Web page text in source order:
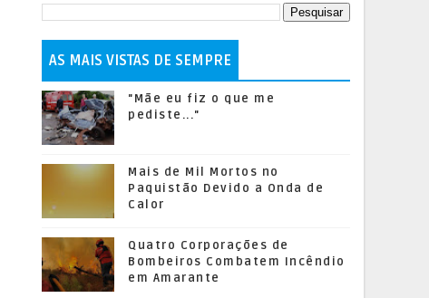
AS MAIS VISTAS DE SEMPRE
"Mãe eu fiz o que me
pediste..."
Mais de Mil Mortos no
Paquistão Devido a Onda de
Calor
Quatro Corporações de
Bombeiros Combatem Incêndio
em Amarante